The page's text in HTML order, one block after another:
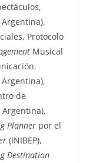
Protocolo
Musical
de
Argentina),
Planner por el
(INIBEP),
Destination